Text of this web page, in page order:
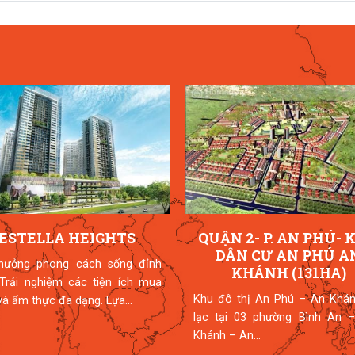
HEIGHTS
phong cách sống đỉnh
nghiệm các tiện ích mua
ẩm thực đa dạng. Lựa...
QUẬN 2- P. AN PHÚ-
DÂN CƯ AN PHÚ
KHÁNH (131HA)
Khu đô thị An Phú – An
lạc tại 03 phường Bình An
Khánh – An...